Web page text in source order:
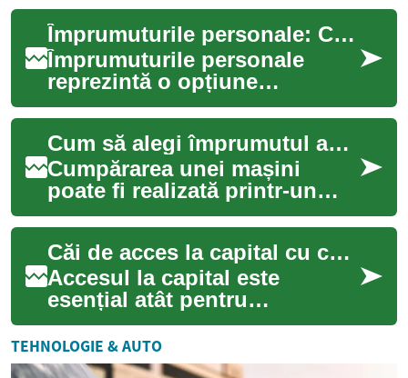
persoanele care doresc să
acceseze c...
Împrumuturile personale: Ce sunt și cum funcționează
Împrumuturile personale
reprezintă o opțiune
financiară populară pentru
mulți români care au nevoie
de bani pentru di...
Cum să alegi împrumutul auto ideal pentru mașina ta
Cumpărarea unei mașini
poate fi realizată printr-un
împrumut auto bine ales.
Acest ghid detaliat explică
procesul de ...
Căi de acces la capital cu condiții favorabile
Accesul la capital este
esențial atât pentru
dezvoltarea personală, cât și
pentru cea a afacerilor.
Înțelegerea opțiu...
TEHNOLOGIE & AUTO